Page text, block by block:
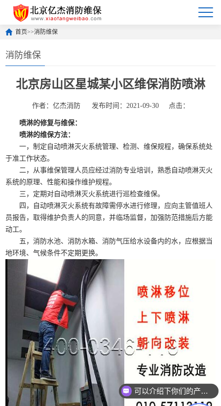
首页>>消防维保
消防维保
北京房山区星城某小区维保消防喷淋
作者：亿杰消防 发布时间：2021-09-30 点击：
喷淋的修复与维保：
喷淋的维保方法：
一，制定自动喷淋灭火系统管理、检测、维保规程，确保系统处
于准工作状态。
二，从事维保管理人员应经过消防专业培训，熟悉自动喷淋灭火
系统的原理、性能和操作维护规程。
三，定期对自动喷淋灭火系统进行巡检查维保。
四，自动喷淋灭火系统有故障需停水进行修理，应向主管值班人
员报告，取得维护负责人的同意，并临场监督，加强防范措施后方能
动工。
五，消防水池、消防水箱、消防气压给水设备内的水，应根据当
地环境、气候条件不定期更换。
可以介绍下你们的产品么？